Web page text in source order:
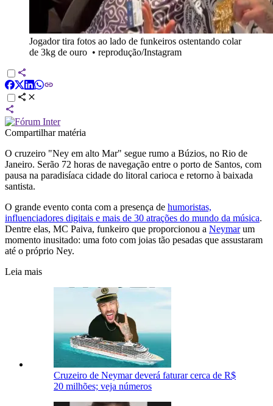
Jogador tira fotos ao lado de funkeiros ostentando colar
de 3kg de ouro • reprodução/Instagram
Compartilhar matéria
O cruzeiro "Ney em alto Mar" segue rumo a Búzios, no Rio de
Janeiro. Serão 72 horas de navegação entre o porto de Santos, com
pausa na paradisíaca cidade do litoral carioca e retorno à baixada
santista.
O grande evento conta com a presença de humoristas,
influenciadores digitais e mais de 30 atrações do mundo da música.
Dentre elas, MC Paiva, funkeiro que proporcionou a Neymarum
momento inusitado: uma foto com joias tão pesadas que assustaram
até o próprio Ney.
Leia mais
Cruzeiro de Neymar deverá faturar cerca de R$
20 milhões; veja números